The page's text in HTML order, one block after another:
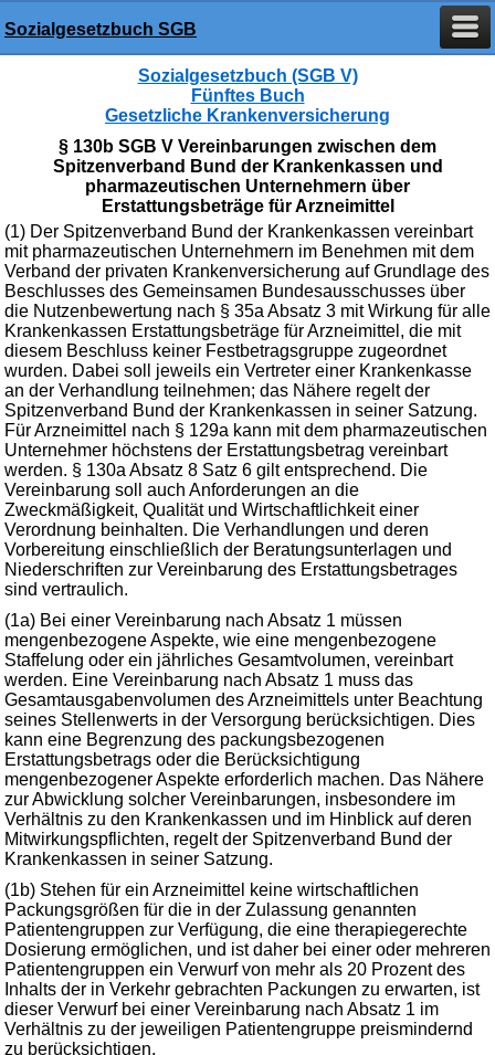
Sozialgesetzbuch SGB
Sozialgesetzbuch (SGB V)
Fünftes Buch
Gesetzliche Krankenversicherung
§ 130b SGB V Vereinbarungen zwischen dem
Spitzenverband Bund der Krankenkassen und
pharmazeutischen Unternehmern über
Erstattungsbeträge für Arzneimittel
(1) Der Spitzenverband Bund der Krankenkassen vereinbart
mit pharmazeutischen Unternehmern im Benehmen mit dem
Verband der privaten Krankenversicherung auf Grundlage des
Beschlusses des Gemeinsamen Bundesausschusses über
die Nutzenbewertung nach § 35a Absatz 3 mit Wirkung für alle
Krankenkassen Erstattungsbeträge für Arzneimittel, die mit
diesem Beschluss keiner Festbetragsgruppe zugeordnet
wurden. Dabei soll jeweils ein Vertreter einer Krankenkasse
an der Verhandlung teilnehmen; das Nähere regelt der
Spitzenverband Bund der Krankenkassen in seiner Satzung.
Für Arzneimittel nach § 129a kann mit dem pharmazeutischen
Unternehmer höchstens der Erstattungsbetrag vereinbart
werden. § 130a Absatz 8 Satz 6 gilt entsprechend. Die
Vereinbarung soll auch Anforderungen an die
Zweckmäßigkeit, Qualität und Wirtschaftlichkeit einer
Verordnung beinhalten. Die Verhandlungen und deren
Vorbereitung einschließlich der Beratungsunterlagen und
Niederschriften zur Vereinbarung des Erstattungsbetrages
sind vertraulich.
(1a) Bei einer Vereinbarung nach Absatz 1 müssen
mengenbezogene Aspekte, wie eine mengenbezogene
Staffelung oder ein jährliches Gesamtvolumen, vereinbart
werden. Eine Vereinbarung nach Absatz 1 muss das
Gesamtausgabenvolumen des Arzneimittels unter Beachtung
seines Stellenwerts in der Versorgung berücksichtigen. Dies
kann eine Begrenzung des packungsbezogenen
Erstattungsbetrags oder die Berücksichtigung
mengenbezogener Aspekte erforderlich machen. Das Nähere
zur Abwicklung solcher Vereinbarungen, insbesondere im
Verhältnis zu den Krankenkassen und im Hinblick auf deren
Mitwirkungspflichten, regelt der Spitzenverband Bund der
Krankenkassen in seiner Satzung.
(1b) Stehen für ein Arzneimittel keine wirtschaftlichen
Packungsgrößen für die in der Zulassung genannten
Patientengruppen zur Verfügung, die eine therapiegerechte
Dosierung ermöglichen, und ist daher bei einer oder mehreren
Patientengruppen ein Verwurf von mehr als 20 Prozent des
Inhalts der in Verkehr gebrachten Packungen zu erwarten, ist
dieser Verwurf bei einer Vereinbarung nach Absatz 1 im
Verhältnis zu der jeweiligen Patientengruppe preismindernd
zu berücksichtigen.